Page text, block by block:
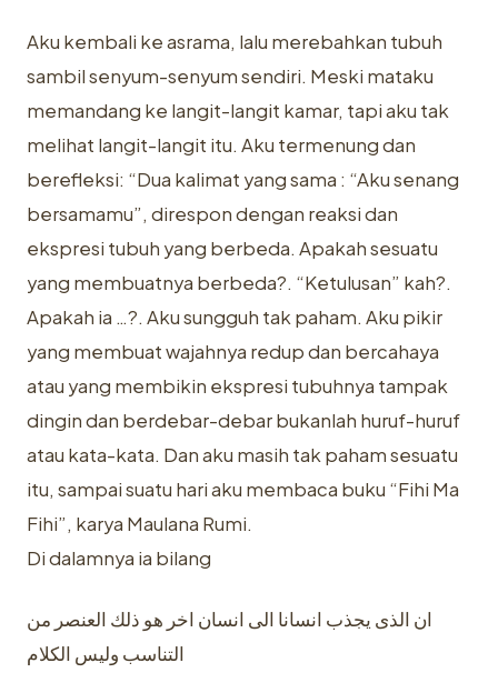
Aku kembali ke asrama, lalu merebahkan tubuh
sambil senyum-senyum sendiri. Meski mataku
memandang ke langit-langit kamar, tapi aku tak
melihat langit-langit itu. Aku termenung dan
berefleksi: “Dua kalimat yang sama : “Aku senang
bersamamu”, direspon dengan reaksi dan
ekspresi tubuh yang berbeda. Apakah sesuatu
yang membuatnya berbeda?. “Ketulusan” kah?.
Apakah ia …?. Aku sungguh tak paham. Aku pikir
yang membuat wajahnya redup dan bercahaya
atau yang membikin ekspresi tubuhnya tampak
dingin dan berdebar-debar bukanlah huruf-huruf
atau kata-kata. Dan aku masih tak paham sesuatu
itu, sampai suatu hari aku membaca buku “Fihi Ma
Fihi”, karya Maulana Rumi.
Di dalamnya ia bilang
ان الذى يجذب انسانا الى انسان اخر هو ذلك العنصر من
التناسب وليس الكلام